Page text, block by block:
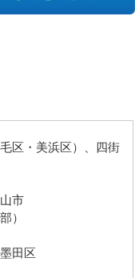
区・美浜区）、四街
市
）
田区